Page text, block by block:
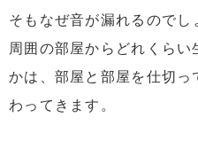
そもなぜ音が漏れるのでし
周囲の部屋からどれくらい
かは、部屋と部屋を仕切
わってきます。